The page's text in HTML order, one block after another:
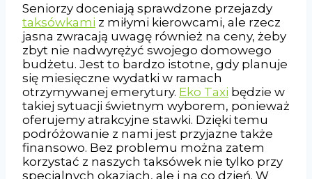
Seniorzy doceniają sprawdzone przejazdy
taksówkami z miłymi kierowcami, ale rzecz
jasna zwracają uwagę również na ceny, żeby
zbyt nie nadwyrężyć swojego domowego
budżetu. Jest to bardzo istotne, gdy planuje
się miesięczne wydatki w ramach
otrzymywanej emerytury. Eko Taxi będzie w
takiej sytuacji świetnym wyborem, ponieważ
oferujemy atrakcyjne stawki. Dzięki temu
podróżowanie z nami jest przyjazne także
finansowo. Bez problemu można zatem
korzystać z naszych taksówek nie tylko przy
specjalnych okazjach, ale i na co dzień. W